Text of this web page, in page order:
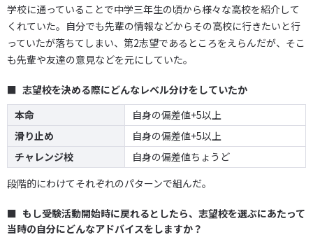
学校に通っていることで中学三年生の頃から様々な高校を紹介して
くれていた。自分でも先輩の情報などからその高校に行きたいと行
っていたが落ちてしまい、第2志望であるところをえらんだが、そこ
も先輩や友達の意見などを元にしていた。
志望校を決める際にどんなレベル分けをしていたか
本命
自身の偏差値+5以上
滑り止め
自身の偏差値+5以上
チャレンジ校
自身の偏差値ちょうど
段階的にわけてそれぞれのパターンで組んだ。
もし受験活動開始時に戻れるとしたら、志望校を選ぶにあたって
当時の自分にどんなアドバイスをしますか？